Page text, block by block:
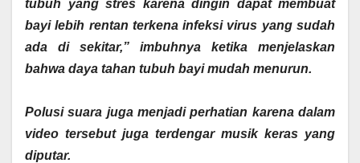
tubuh yang stres karena dingin dapat membuat
bayi lebih rentan terkena infeksi virus yang sudah
ada di sekitar,” imbuhnya ketika menjelaskan
bahwa daya tahan tubuh bayi mudah menurun.
‎Polusi suara juga menjadi perhatian karena dalam
video tersebut juga terdengar musik keras yang
diputar.